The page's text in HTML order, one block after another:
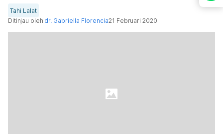
Tahi Lalat
Ditinjau oleh dr. Gabriella Florencia21 Februari 2020